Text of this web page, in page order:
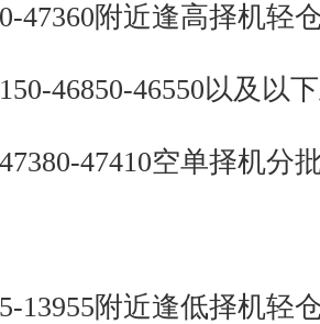
附近逢高择机轻
46850-46550以及以
47410空单择机分
附近逢低择机轻